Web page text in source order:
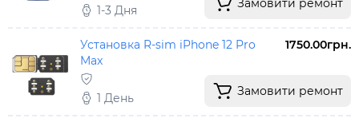
1-3 Дня Замовити ремонт
Установка R-sim iPhone 12 Pro
Max
1750.00грн.
1 День Замовити ремонт